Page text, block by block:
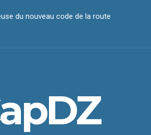
du nouveau code de la route